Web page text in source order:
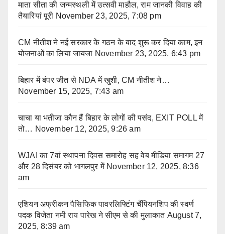
माता सीता की जन्मस्थली में उत्सवी माहौल, राम जानकी विवाह की
तैयारियां पूरी November 23, 2025, 7:08 pm
CM नीतीश ने नई सरकार के गठन के बाद शुरू कर दिया काम, इन
योजनाओं का लिया जायजा November 23, 2025, 6:43 pm
बिहार में बंपर जीत से NDA में खुशी, CM नीतीश ने…
November 15, 2025, 7:43 am
चाचा या भतीजा कौन हैं बिहार के लोगों की पसंद, EXIT POLL में
तो… November 12, 2025, 9:26 am
WJAI का 7वां स्थापना दिवस समारोह सह वेब मीडिया समागम 27
और 28 दिसंबर को भागलपुर में November 12, 2025, 8:36
am
एशियन अफ्रीकन पैसिफिक पावरलिफ्टिंग चैंपियनशिप की स्वर्ण
पदक विजेता नमी राय पारेख ने सीएम से की मुलाकात August 7,
2025, 8:39 am